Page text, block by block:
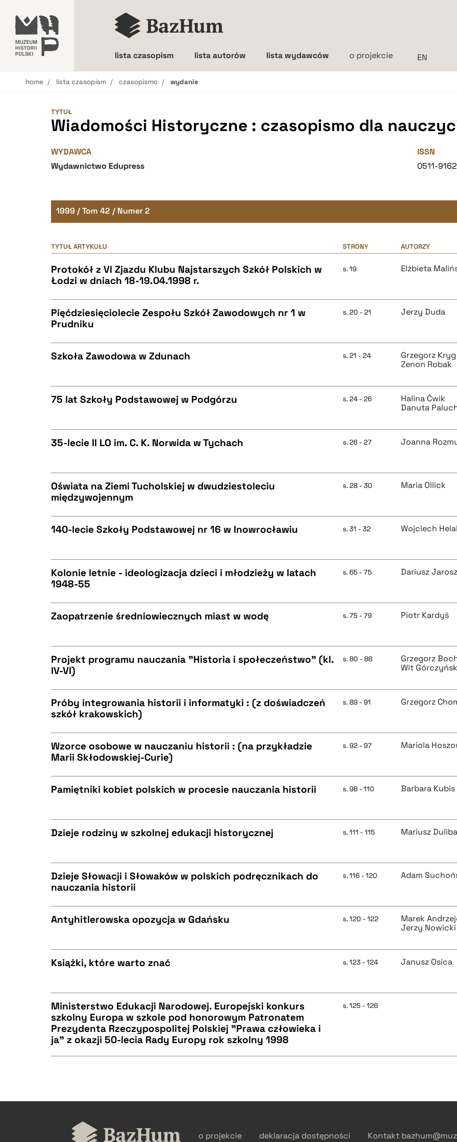
lista czasopism lista autorów lista wydawców o projekcie
home lista czasopism czasopismo wydanie
TYTUŁ
Wiadomości Historyczne : czasopismo dla
WYDAWCA
Wydawnictwo Edupress
ISSN
0511-9162
1999 / Tom 42 / Numer 2
TYTUŁ ARTYKUŁU STRONY AUTORZY
Protokół z VI Zjazdu Klubu Najstarszych Szkół Polskich w
Łodzi w dniach 18-19.04.1998 r.
s. 19 Elżbieta
BIBTEX
Pięćdziesięciolecie Zespołu Szkół Zawodowych nr 1 w
Prudniku
s. 20 - 21 Jerzy Duda
BIBTEX
Szkoła Zawodowa w Zdunach s. 21 - 24
Grzegorz Kryg
Zenon Robak
BIBTEX
75 lat Szkoły Podstawowej w Podgórzu s. 24 - 26
Halina Ćwik
Danuta
BIBTEX
35-lecie II LO im. C. K. Norwida w Tychach s. 26 - 27 Joanna
BIBTEX
Oświata na Ziemi Tucholskiej w dwudziestoleciu
międzywojennym
s. 28 - 30 Maria Ollick
BIBTEX
140-lecie Szkoły Podstawowej nr 16 w Inowrocławiu s. 31 - 32 Wojciech
Kolonie letnie - ideologizacja dzieci i młodzieży w latach
1948-55
s. 65 - 75 Dariusz Jarosz
BIBTEX
Zaopatrzenie średniowiecznych miast w wodę s. 75 - 79 Piotr Kardyś
BIBTEX
Projekt programu nauczania "Historia i społeczeństwo" (kl.
IV-VI)
s. 80 - 88
Grzegorz
Wit
BIBTEX
Próby integrowania historii i informatyki : (z doświadczeń
szkół krakowskich)
s. 89 - 91 Grzegorz
BIBTEX
Wzorce osobowe w nauczaniu historii : (na przykładzie
Marii Skłodowskiej-Curie)
s. 92 - 97 Mariola
BIBTEX
Pamiętniki kobiet polskich w procesie nauczania historii s. 98 - 110 Barbara Kubis
Dzieje rodziny w szkolnej edukacji historycznej s. 111 - 115 Mariusz
BIBTEX
Dzieje Słowacji i Słowaków w polskich podręcznikach do
nauczania historii
s. 116 - 120 Adam
BIBTEX
Antyhitlerowska opozycja w Gdańsku s. 120 - 122
Marek
Jerzy Nowicki
BIBTEX
Książki, które warto znać s. 123 - 124 Janusz Osica
CZYSTY TEKST
Ministerstwo Edukacji Narodowej. Europejski konkurs
szkolny Europa w szkole pod honorowym Patronatem
Prezydenta Rzeczypospolitej Polskiej "Prawa człowieka i
ja" z okazji 50-lecia Rady Europy rok szkolny 1998
s. 125 - 126
o projekcie deklaracja dostępności Kontakt